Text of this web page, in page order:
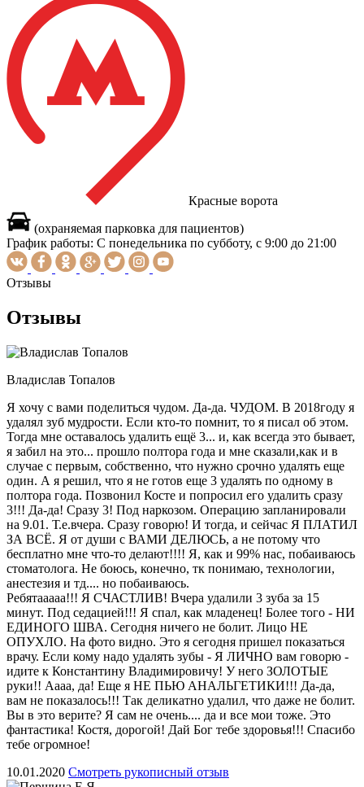
Красные ворота
(охраняемая парковка для пациентов)
График работы: С понедельника по субботу, с 9:00 до 21:00
Отзывы
Отзывы
Владислав Топалов
Я хочу с вами поделиться чудом. Да-да. ЧУДОМ. В 2018году я
удалял зуб мудрости. Если кто-то помнит, то я писал об этом.
Тогда мне оставалось удалить ещё 3... и, как всегда это бывает,
я забил на это... прошло полтора года и мне сказали,как и в
случае с первым, собственно, что нужно срочно удалять еще
один. А я решил, что я не готов еще 3 удалять по одному в
полтора года. Позвонил Косте и попросил его удалить сразу
3!!! Да-да! Сразу 3! Под наркозом. Операцию запланировали
на 9.01. Т.е.вчера. Сразу говорю! И тогда, и сейчас Я ПЛАТИЛ
ЗА ВСЁ. Я от души с ВАМИ ДЕЛЮСЬ, а не потому что
бесплатно мне что-то делают!!!! Я, как и 99% нас, побаиваюсь
стоматолога. Не боюсь, конечно, тк понимаю, технологии,
анестезия и тд.... но побаиваюсь.
Ребятааааа!!! Я СЧАСТЛИВ! Вчера удалили 3 зуба за 15
минут. Под седацией!!! Я спал, как младенец! Более того - НИ
ЕДИНОГО ШВА. Сегодня ничего не болит. Лицо НЕ
ОПУХЛО. На фото видно. Это я сегодня пришел показаться
врачу. Если кому надо удалять зубы - Я ЛИЧНО вам говорю -
идите к Константину Владимировичу! У него ЗОЛОТЫЕ
руки!! Аааа, да! Еще я НЕ ПЬЮ АНАЛЬГЕТИКИ!!! Да-да,
вам не показалось!!! Так деликатно удалил, что даже не болит.
Вы в это верите? Я сам не очень.... да и все мои тоже. Это
фантастика! Костя, дорогой! Дай Бог тебе здоровья!!! Спасибо
тебе огромное!
10.01.2020 Смотреть рукописный отзыв